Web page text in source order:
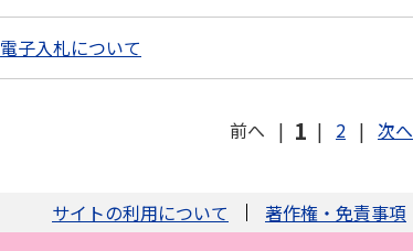
電子入札について
前へ | 1 | 2 | 次へ
サイトの利用について 著作権・免責事項